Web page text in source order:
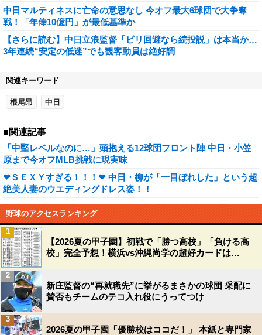
中日マルティネスに亡命の意思なし 今オフ最大6球団で大争奪
戦！「年俸10億円」が最低基準か
【さらに読む】中日立浪監督「ビリ回避なら続投説」は本当か…
3年連続“安定の低迷”でも観客動員は絶好調
関連キーワード
根尾昂 中日
■関連記事
「中堅レベルなのに…」頭抱える12球団フロント陣 中日・小笠
原まで今オフMLB挑戦に現実味
❤ＳＥＸＹすぎる！！！❤ 中日・柳が「一目ぼれした」という超
絶美人妻のウエディングドレス姿！！
野球のアクセスランキング
【2026夏の甲子園】初戦で「勝つ高校」「負ける高
校」完全予想！横浜vs沖縄尚学の超好カードは…
1
新庄監督の“再就職先”に挙がるまさかの球団 采配に
賛否もチームのテコ入れ役にうってつけ
2
2026夏の甲子園「優勝校はココだ！」 本紙と専門家
3